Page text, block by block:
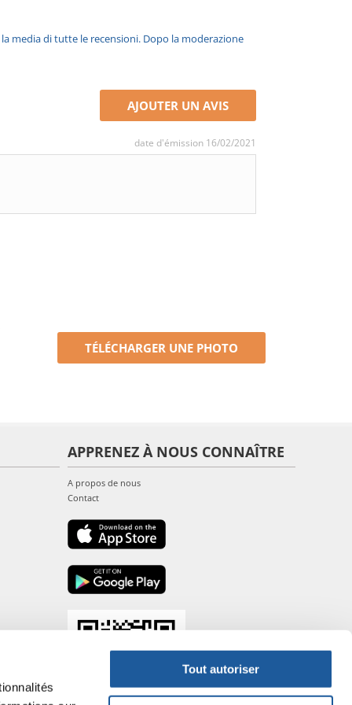
Tout autoriser
media di tutte le recensioni. Dopo la moderazione
AJOUTER UN AVIS
date d'émission 16/02/2021
TÉLÉCHARGER UNE PHOTO
APPRENEZ À NOUS CONNAÎTRE
A propos de nous
Contact